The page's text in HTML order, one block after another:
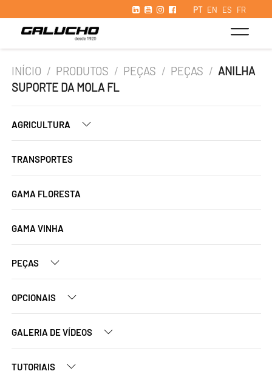
PT EN ES FR
INÍCIO / PRODUTOS / PEÇAS / PEÇAS / ANILHA
SUPORTE DA MOLA FL
AGRICULTURA
TRANSPORTES
GAMA FLORESTA
GAMA VINHA
PEÇAS
OPCIONAIS
GALERIA DE VÍDEOS
TUTORIAIS